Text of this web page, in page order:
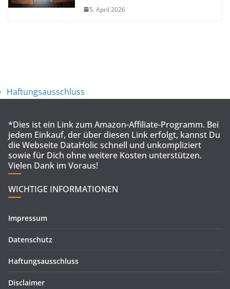
5. April 2026
Haftungsausschluss
*Dies ist ein Link zum Amazon-Affiliate-Programm. Bei
jedem Einkauf, der über diesen Link erfolgt, kannst Du
die Webseite DataHolic schnell und unkompliziert
sowie für Dich ohne weitere Kosten unterstützen.
Vielen Dank im Voraus!
WICHTIGE INFORMATIONEN
Impressum
Datenschutz
Haftungsausschluss
Disclaimer